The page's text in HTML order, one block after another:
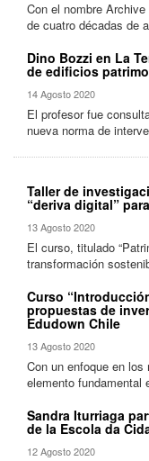
Con el nombre
de cuatro décadas de
Dino Bozzi en La
de edificios
14 Agosto 2020
El profesor fue
nueva norma de
Taller de
“deriva digital”
13 Agosto 2020
El curso, titulado
transformación
Curso
propuestas de
Edudown Chile
13 Agosto 2020
Con un enfoque en
elemento fundamental
Sandra Iturriaga
de la Escola da
12 Agosto 2020